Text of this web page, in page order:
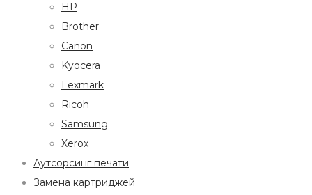
HP
Brother
Canon
Kyocera
Lexmark
Ricoh
Samsung
Xerox
Аутсорсинг печати
Замена картриджей